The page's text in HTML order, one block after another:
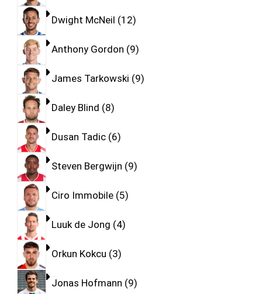
Dwight McNeil 12
Anthony Gordon 9
James Tarkowski 9
Daley Blind 8
Dusan Tadic 6
Steven Bergwijn 9
Ciro Immobile 5
Luuk de Jong 4
Orkun Kokcu 3
Jonas Hofmann 9